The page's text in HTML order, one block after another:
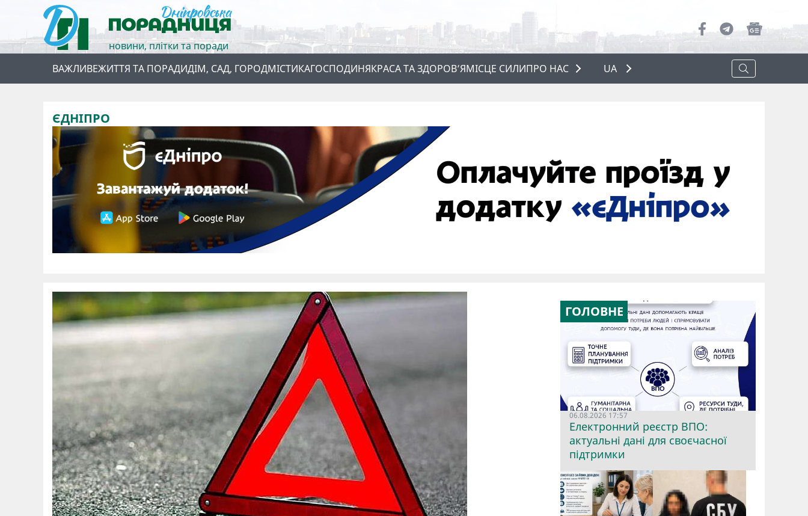
новини, плітки та поради
ВАЖЛИВЕЖИТТЯ ТА ПОРАДИДІМ, САД, ГОРОДМІСТИКАГОСПОДИНЯКРАСА ТА ЗДОРОВ’ЯМІСЦЕ СИЛИПРО НАС
ПРО НАС
UA
ЄДНІПРО
ГОЛОВНЕ
06.08.2026 17:57
Електронний реєстр ВПО:
актуальні дані для своєчасної
підтримки